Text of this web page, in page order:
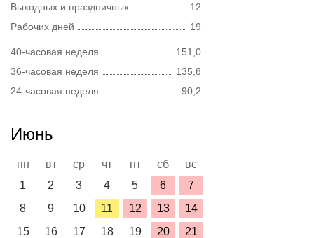
Выходных и праздничных
12
Рабочих дней
19
40-часовая неделя
151,0
36-часовая неделя
135,8
24-часовая неделя
90,2
Июнь
пн вт ср чт пт сб
вс
1
2 3 4 5 6
7
8
9 10 11 12 13
14
15
16 17 18 19 20
21